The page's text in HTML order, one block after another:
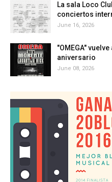
La sala Loco
conciertos
June 16, 2026
"OMEGA"
aniversario
June 08, 2026